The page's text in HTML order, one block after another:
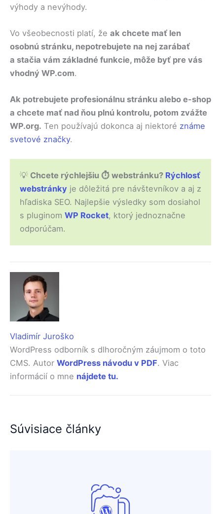
výhody a nevýhody.
Vo všeobecnosti platí, že ak chcete mať len
osobnú stránku, nepotrebujete na nej zarábať
a stačia vám základné funkcie, môže byť pre vás
vhodný WP.com.
Ak potrebujete profesionálnu stránku alebo e-shop
a chcete mať nad ňou plnú kontrolu, potom zvážte
WP.org. Ten používajú dokonca aj niektoré známe
svetové značky.
💡 Chcete rýchlejšiu ⏱ webstránku? Rýchlosť
webstránky je dôležitá pre návštevníkov a aj z
hľadiska SEO. Najlepšie výsledky som dosiahol
s pluginom WP Rocket, ktorý jednoznačne
odporúčam.
Vladimír Juroško
WordPress odborník s dlhoročným záujmom o toto
CMS. Autor WordPress návodu v PDF. Viac
informácií o mne nájdete tu.
Súvisiace články